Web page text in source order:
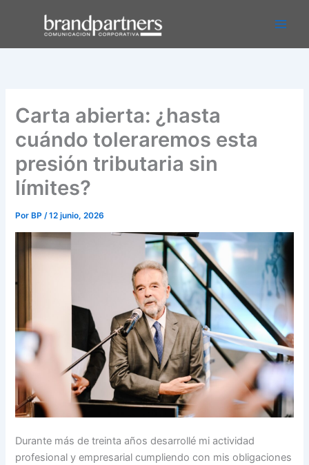
contenido
Carta abierta: ¿hasta
cuándo toleraremos esta
presión tributaria sin
límites?
Por BP/12 junio, 2026
Durante más de treinta años desarrollé mi actividad
profesional y empresarial cumpliendo con mis obligaciones